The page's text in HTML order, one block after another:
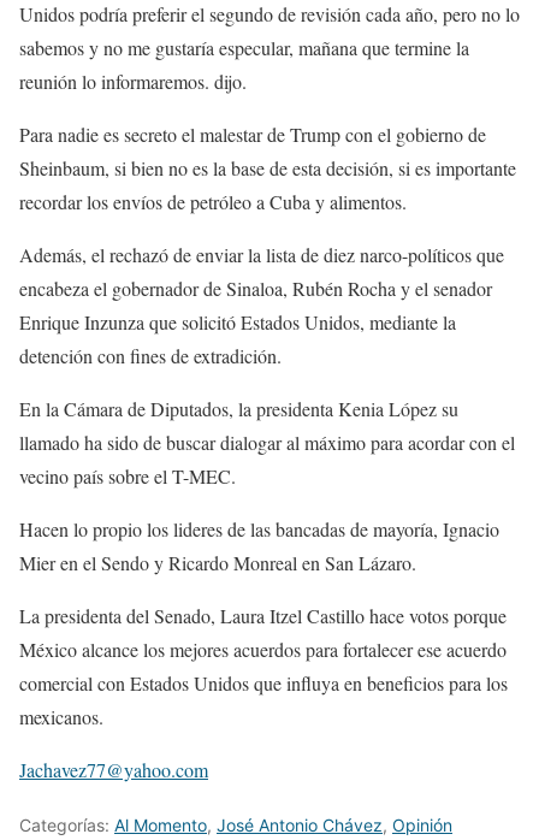
Unidos podría preferir el segundo de revisión cada año, pero no lo
sabemos y no me gustaría especular, mañana que termine la
reunión lo informaremos. dijo.
Para nadie es secreto el malestar de Trump con el gobierno de
Sheinbaum, si bien no es la base de esta decisión, si es importante
recordar los envíos de petróleo a Cuba y alimentos.
Además, el rechazó de enviar la lista de diez narco-políticos que
encabeza el gobernador de Sinaloa, Rubén Rocha y el senador
Enrique Inzunza que solicitó Estados Unidos, mediante la
detención con fines de extradición.
En la Cámara de Diputados, la presidenta Kenia López su
llamado ha sido de buscar dialogar al máximo para acordar con el
vecino país sobre el T-MEC.
Hacen lo propio los lideres de las bancadas de mayoría, Ignacio
Mier en el Sendo y Ricardo Monreal en San Lázaro.
La presidenta del Senado, Laura Itzel Castillo hace votos porque
México alcance los mejores acuerdos para fortalecer ese acuerdo
comercial con Estados Unidos que influya en beneficios para los
mexicanos.
Jachavez77@yahoo.com
Categorías: Al Momento, José Antonio Chávez, Opinión